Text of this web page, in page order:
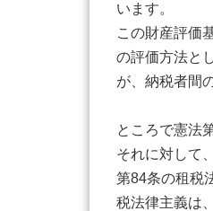
います。
この財産評価
の評価方法と
が、納税者間
ところで憲法
それに対して
第84条の租税
税法律主義は